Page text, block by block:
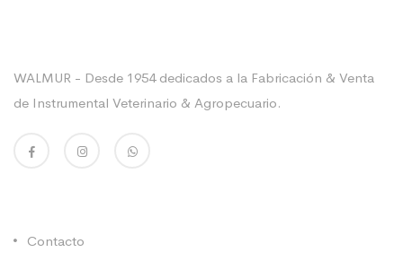
WALMUR - Desde 1954 dedicados a la Fabricación & Venta
de Instrumental Veterinario & Agropecuario.
Contacto